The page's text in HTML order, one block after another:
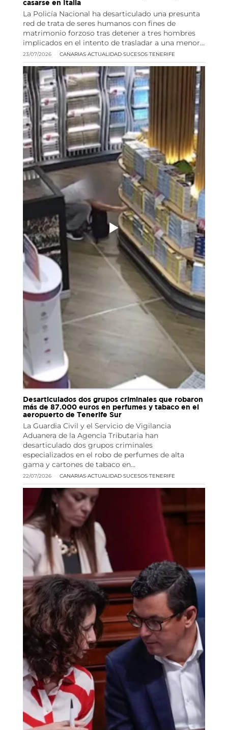
casarse en Italia
La Policía Nacional ha desarticulado una presunta
red de trata de seres humanos con fines de
matrimonio forzoso tras detener a tres hombres
implicados en el intento de trasladar a una menor…
23/07/2026 CANARIAS·ACTUALIDAD·SUCESOS·TENERIFE
Desarticulados dos grupos criminales que robaron
más de 87.000 euros en perfumes y tabaco en el
aeropuerto de Tenerife Sur
La Guardia Civil y el Servicio de Vigilancia
Aduanera de la Agencia Tributaria han
desarticulado dos grupos criminales
especializados en el robo de perfumes de alta
gama y cartones de tabaco en…
22/07/2026 CANARIAS·ACTUALIDAD·SUCESOS·TENERIFE